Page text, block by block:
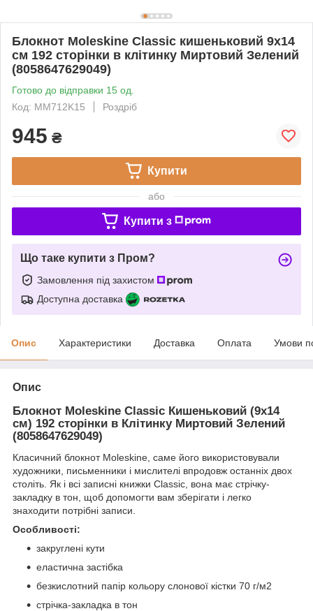
Блокнот Moleskine Classic кишеньковий 9х14
см 192 сторінки в клітинку Миртовий Зелений
(8058647629049)
Готово до відправки 15 од.
Код: MM712K15
Роздріб
945 ₴
Купити
або
Купити з
Що таке купити з Пром?
Замовлення під захистом
Доступна доставка
Опис Характеристики Доставка Оплата Умови
Опис
Блокнот Moleskine Classic Кишеньковий (9х14
см) 192 сторінки в Клітинку Миртовий Зелений
(8058647629049)
Класичний блокнот Moleskine, саме його використовували
художники, письменники і мислителі впродовж останніх двох
століть. Як і всі записні книжки Classic, вона має стрічку-
закладку в тон, щоб допомогти вам зберігати і легко
знаходити потрібні записи.
Особливості:
закруглені кути
еластична застібка
безкислотний папір кольору слонової кістки 70 г/м2
стрічка-закладка в тон